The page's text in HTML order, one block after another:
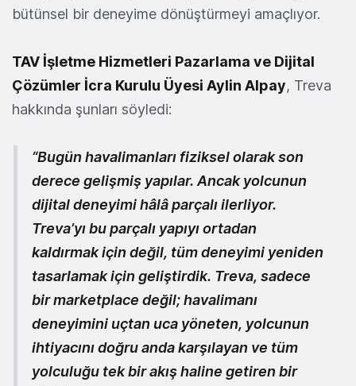
bütünsel bir deneyime dönüştürmeyi amaçlıyor.
TAV İşletme Hizmetleri Pazarlama ve Dijital
Çözümler İcra Kurulu Üyesi Aylin Alpay, Treva
hakkında şunları söyledi:
“Bugün havalimanları fiziksel olarak son
derece gelişmiş yapılar. Ancak yolcunun
dijital deneyimi hâlâ parçalı ilerliyor.
Treva’yı bu parçalı yapıyı ortadan
kaldırmak için değil, tüm deneyimi yeniden
tasarlamak için geliştirdik. Treva, sadece
bir marketplace değil; havalimanı
deneyimini uçtan uca yöneten, yolcunun
ihtiyacını doğru anda karşılayan ve tüm
yolculuğu tek bir akış haline getiren bir